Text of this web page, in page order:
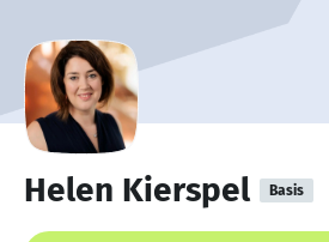
Helen Kierspel Basis